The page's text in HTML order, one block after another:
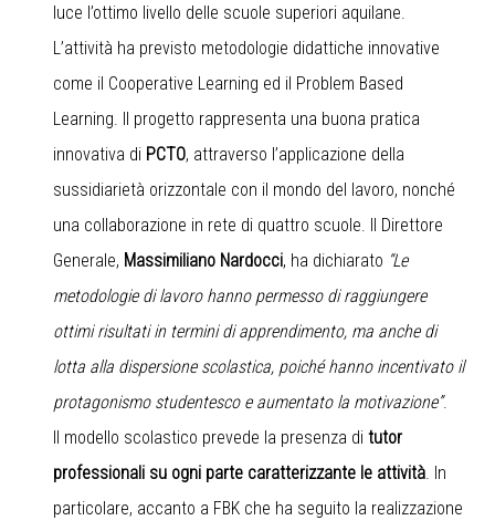
luce l’ottimo livello delle scuole superiori aquilane.
L’attività ha previsto metodologie didattiche innovative
come il Cooperative Learning ed il Problem Based
Learning. Il progetto rappresenta una buona pratica
innovativa di PCTO, attraverso l’applicazione della
sussidiarietà orizzontale con il mondo del lavoro, nonché
una collaborazione in rete di quattro scuole. Il Direttore
Generale, Massimiliano Nardocci, ha dichiarato “Le
metodologie di lavoro hanno permesso di raggiungere
ottimi risultati in termini di apprendimento, ma anche di
lotta alla dispersione scolastica, poiché hanno incentivato il
protagonismo studentesco e aumentato la motivazione”.
Il modello scolastico prevede la presenza di tutor
professionali su ogni parte caratterizzante le attività . In
particolare, accanto a FBK che ha seguito la realizzazione